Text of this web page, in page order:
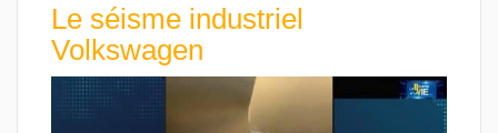
Le séisme industriel
Volkswagen